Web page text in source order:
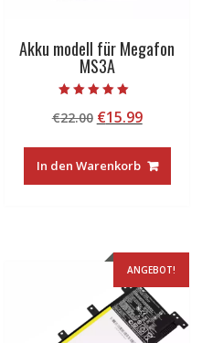
Akku modell für Megafon
MS3A
5.00
von 5
€22.00 Ursprünglicher
war:
€22.00
€15.99
ist:
€15.99.
In den Warenkorb
ANGEBOT!